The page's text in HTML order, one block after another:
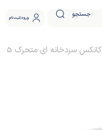
جستجو ورود ثبت نام
کانکس سردخانه ای متحرک 3.5 تن ماموت